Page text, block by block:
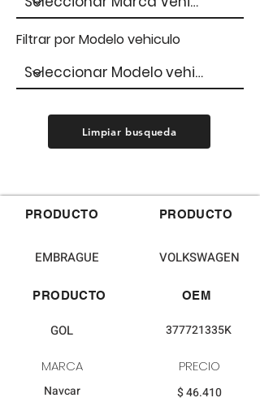
Filtrar por Modelo vehiculo
Limpiar busqueda
PRODUCTO PRODUCTO
EMBRAGUE VOLKSWAGEN
PRODUCTO
GOL
MARCA
Navcar
OEM
377721335K
PRECIO
$ 46.410